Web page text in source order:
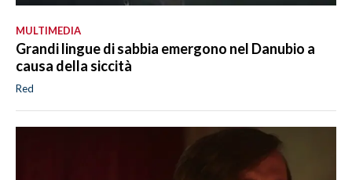
MULTIMEDIA
Grandi lingue di sabbia emergono nel Danubio a
causa della siccità
Red